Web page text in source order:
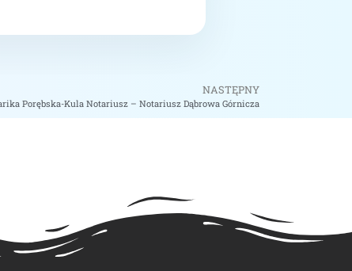
NASTĘPNY
Porębska-Kula Notariusz – Notariusz Dąbrowa Górnicza